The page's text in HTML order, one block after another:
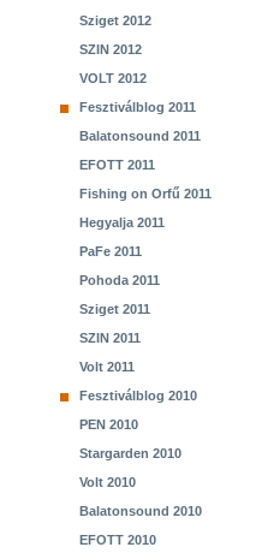
Sziget 2012
SZIN 2012
VOLT 2012
Fesztiválblog 2011
Balatonsound 2011
EFOTT 2011
Fishing on Orfű 2011
Hegyalja 2011
PaFe 2011
Pohoda 2011
Sziget 2011
SZIN 2011
Volt 2011
Fesztiválblog 2010
PEN 2010
Stargarden 2010
Volt 2010
Balatonsound 2010
EFOTT 2010